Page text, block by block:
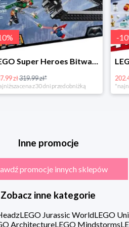
%
LEGO Disney Princess 43180 Zimowe święto w zamku Belli
zł224.99 zł*
cena z 30 dni przed obniżką
Inne promocje
promocje innych sklepów
Zobacz inne kategorie
LEGO Jurassic WorldLEGO
ArchitectureLEGO Mindstorms